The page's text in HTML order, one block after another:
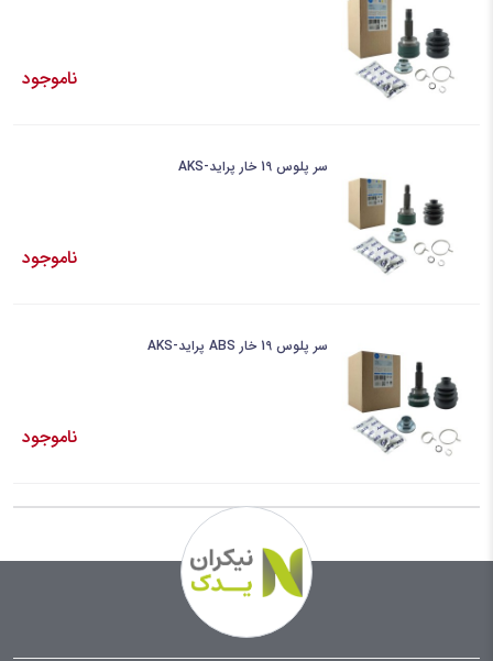
ناموجود
سر پلوس 19 خار پراید-AKS
ناموجود
سر پلوس 19 خار ABS پراید-AKS
ناموجود